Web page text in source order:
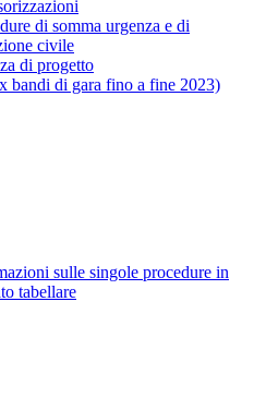
di somma urgenza e di
civile
di progetto
bandi di gara fino a fine 2023)
sulle singole procedure in
tabellare